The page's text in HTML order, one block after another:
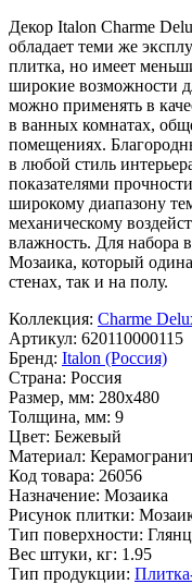
Декор Italon Charme
обладает теми же
плитка, но имеет
широкие возможности
можно применять в
в ванных комнатах,
помещениях.
в любой стиль
показателями
широкому диапазону
механическому
влажность. Для набора
Мозаика, который
стенах, так и на полу.
Коллекция: Charme
Артикул: 620110000115
Бренд: Italon (Россия)
Страна: Россия
Размер, мм: 280x480
Толщина, мм: 9
Цвет: Бежевый
Материал:
Код товара: 26056
Назначение: Мозаика
Рисунок плитки:
Тип поверхности:
Вес штуки, кг: 1.95
Тип продукции: